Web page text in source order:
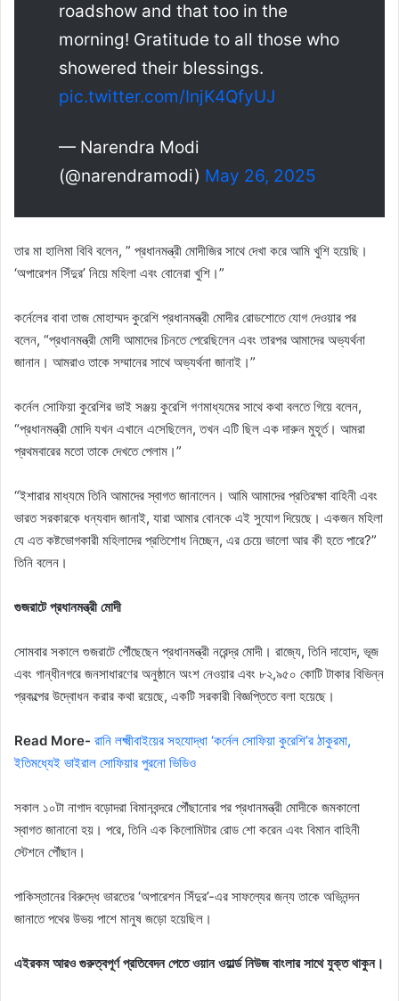
roadshow and that too in the
morning! Gratitude to all those who
showered their blessings.
pic.twitter.com/InjK4QfyUJ
— Narendra Modi
(@narendramodi) May 26, 2025
তার মা হালিমা বিবি বলেন, ” প্রধানমন্ত্রী মোদীজির সাথে দেখা করে আমি খুশি হয়েছি।
‘অপারেশন সিঁদুর’ নিয়ে মহিলা এবং বোনেরা খুশি।”
কর্নেলের বাবা তাজ মোহাম্মদ কুরেশি প্রধানমন্ত্রী মোদীর রোডশোতে যোগ দেওয়ার পর
বলেন, “প্রধানমন্ত্রী মোদী আমাদের চিনতে পেরেছিলেন এবং তারপর আমাদের অভ্যর্থনা
জানান। আমরাও তাকে সম্মানের সাথে অভ্যর্থনা জানাই।”
কর্নেল সোফিয়া কুরেশির ভাই সঞ্জয় কুরেশি গণমাধ্যমের সাথে কথা বলতে গিয়ে বলেন,
“প্রধানমন্ত্রী মোদি যখন এখানে এসেছিলেন, তখন এটি ছিল এক দারুন মুহূর্ত। আমরা
প্রথমবারের মতো তাকে দেখতে পেলাম।”
“ইশারার মাধ্যমে তিনি আমাদের স্বাগত জানালেন। আমি আমাদের প্রতিরক্ষা বাহিনী এবং
ভারত সরকারকে ধন্যবাদ জানাই, যারা আমার বোনকে এই সুযোগ দিয়েছে। একজন মহিলা
যে এত কষ্টভোগকারী মহিলাদের প্রতিশোধ নিচ্ছেন, এর চেয়ে ভালো আর কী হতে পারে?”
তিনি বলেন।
গুজরাটে প্রধানমন্ত্রী মোদী
সোমবার সকালে গুজরাটে পৌঁছেছেন প্রধানমন্ত্রী নরেন্দ্র মোদী। রাজ্যে, তিনি দাহোদ, ভূজ
এবং গান্ধীনগরে জনসাধারণের অনুষ্ঠানে অংশ নেওয়ার এবং ৮২,৯৫০ কোটি টাকার বিভিন্ন
প্রকল্পের উদ্বোধন করার কথা রয়েছে, একটি সরকারী বিজ্ঞপ্তিতে বলা হয়েছে।
Read More- রানি লক্ষ্মীবাইয়ের সহযোদ্ধা ‘কর্নেল সোফিয়া কুরেশি’র ঠাকুরমা,
ইতিমধ্যেই ভাইরাল সোফিয়ার পুরনো ভিডিও
সকাল ১০টা নাগাদ বড়োদরা বিমানবন্দরে পৌঁছানোর পর প্রধানমন্ত্রী মোদীকে জমকালো
স্বাগত জানানো হয়। পরে, তিনি এক কিলোমিটার রোড শো করেন এবং বিমান বাহিনী
স্টেশনে পৌঁছান।
পাকিস্তানের বিরুদ্ধে ভারতের ‘অপারেশন সিঁদুর’-এর সাফল্যের জন্য তাকে অভিনন্দন
জানাতে পথের উভয় পাশে মানুষ জড়ো হয়েছিল।
এইরকম আরও গুরুত্বপূর্ণ প্রতিবেদন পেতে ওয়ান ওয়ার্ল্ড নিউজ বাংলার সাথে যুক্ত থাকুন।